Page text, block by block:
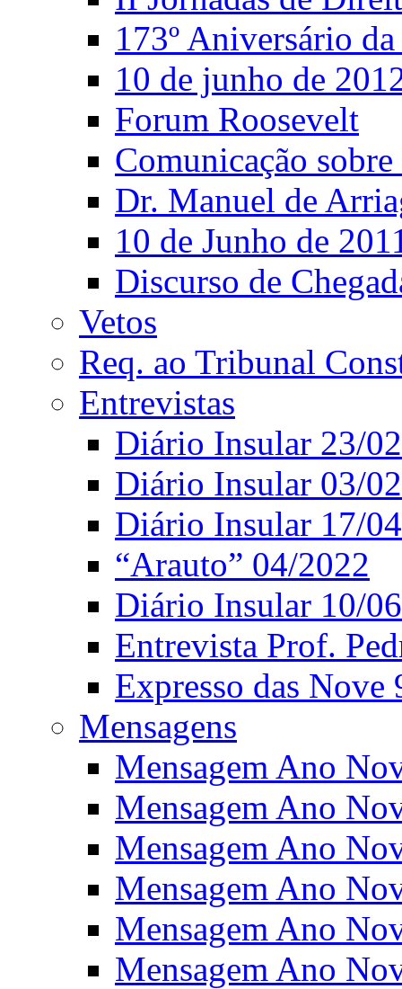
173º Aniversário
10 de junho de
Forum Roosevelt
Comunicação
Dr. Manuel de
10 de Junho de
Discurso de
Vetos
Req. ao Tribunal
Entrevistas
Diário Insular 23/
Diário Insular 03/
Diário Insular 17/
“Arauto” 04/2022
Diário Insular 10/
Entrevista Prof.
Expresso das Nove
Mensagens
Mensagem Ano
Mensagem Ano
Mensagem Ano
Mensagem Ano
Mensagem Ano
Mensagem Ano